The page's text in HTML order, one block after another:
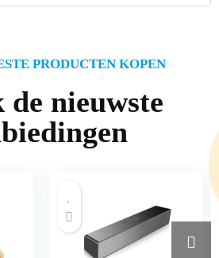
PRODUCTEN KOPEN
nieuwste